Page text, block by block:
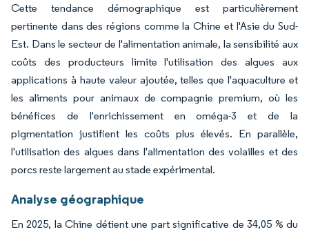
Cette tendance démographique est particulièrement
pertinente dans des régions comme la Chine et l'Asie du Sud-
Est. Dans le secteur de l'alimentation animale, la sensibilité aux
coûts des producteurs limite l'utilisation des algues aux
applications à haute valeur ajoutée, telles que l'aquaculture et
les aliments pour animaux de compagnie premium, où les
bénéfices de l'enrichissement en oméga-3 et de la
pigmentation justifient les coûts plus élevés. En parallèle,
l'utilisation des algues dans l'alimentation des volailles et des
porcs reste largement au stade expérimental.
Analyse géographique
En 2025, la Chine détient une part significative de 34,05 % du